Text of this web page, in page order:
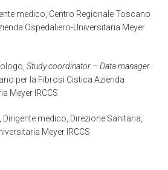
medico, Centro Regionale Toscano
Ospedaliero-Universitaria Meyer
Study coordinator – Data manager
per la Fibrosi Cistica Azienda
Meyer IRCCS
medico, Direzione Sanitaria,
Meyer IRCCS